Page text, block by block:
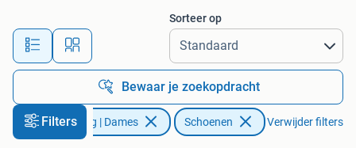
Alle afstanden…
Sorteer op
Bewaar je zoekopdracht
FiltersKleding | Dames Schoenen Verwijder filters